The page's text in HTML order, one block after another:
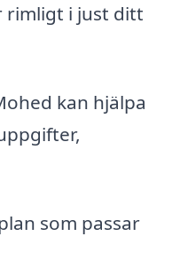
rimligt i just ditt
kan hjälpa
som passar